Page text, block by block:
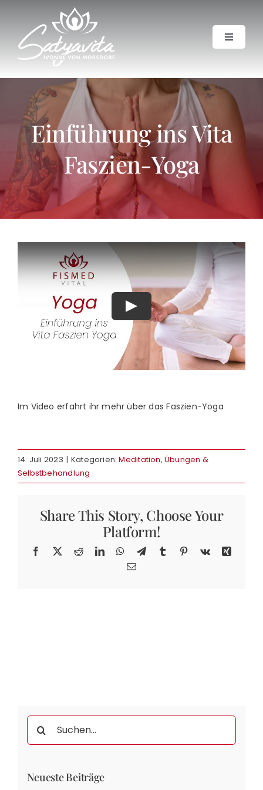
springen
Toggle
Blog / Aktuelles
Leistungen
über mich
Shop neu
Warenkorb
Einführung ins Vita
Faszien-Yoga
Im Video erfahrt ihr mehr über das Faszien-Yoga
14. Juli 2023 | Kategorien:Meditation,Übungen &
Selbstbehandlung
Share This Story, Choose Your
Platform!
Facebook
X RedditLinkedInWhatsApp
TelegramTumblr Pinterest
Vk
Xing
E-
Suche
nach:
Neueste Beiträge